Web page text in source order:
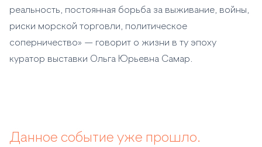
реальность, постоянная борьба за выживание, войны,
риски морской торговли, политическое
соперничество» — говорит о жизни в ту эпоху
куратор выставки Ольга Юрьевна Самар.
Данное событие уже прошло.